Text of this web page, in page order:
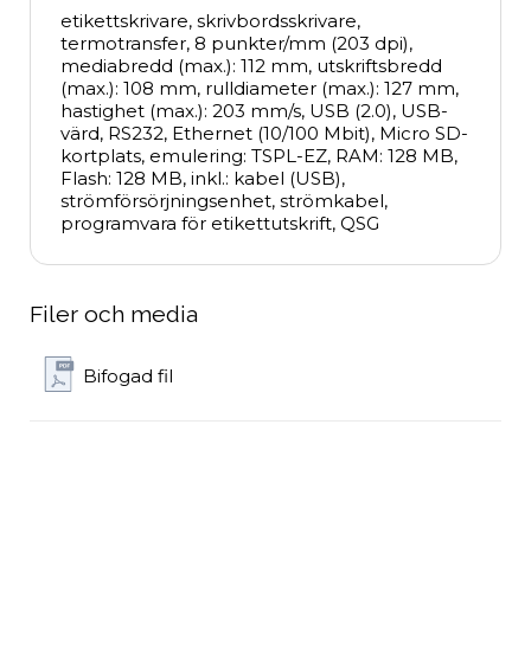
etikettskrivare, skrivbordsskrivare,
termotransfer, 8 punkter/mm (203 dpi),
mediabredd (max.): 112 mm, utskriftsbredd
(max.): 108 mm, rulldiameter (max.): 127 mm,
hastighet (max.): 203 mm/s, USB (2.0), USB-
värd, RS232, Ethernet (10/100 Mbit), Micro SD-
kortplats, emulering: TSPL-EZ, RAM: 128 MB,
Flash: 128 MB, inkl.: kabel (USB),
strömförsörjningsenhet, strömkabel,
programvara för etikettutskrift, QSG
Filer och media
Bifogad fil